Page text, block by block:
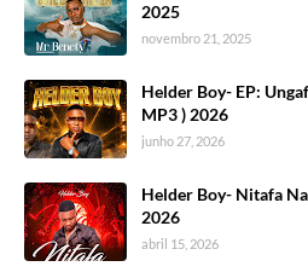
2025
novembro 21, 2025
Helder Boy- EP:
MP3 ) 2026
junho 27, 2026
Helder Boy- Nitafa
2026
abril 15, 2026